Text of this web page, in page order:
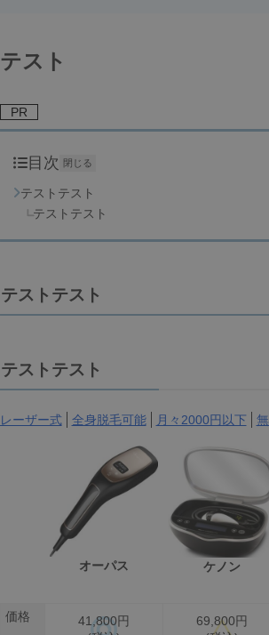
テスト
PR
目次 閉じる
テストテスト
テストテスト
テストテスト
テストテスト
レーザー式 全身脱毛可能 月々2000円以下
オーパス
ケノン
価格
41,800円
69,800円